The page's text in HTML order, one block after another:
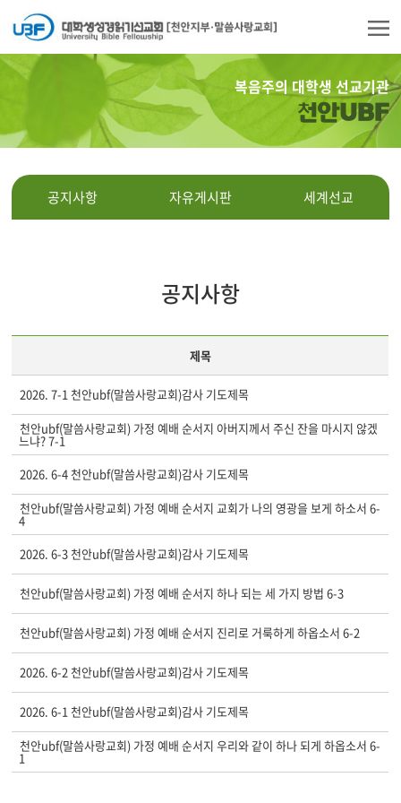
복음주의 대학생 선교기관
천안UBF
공지사항 자유게시판 세계선교
공지사항
제목
2026. 7-1 천안ubf(말씀사랑교회)감사 기도제목
천안ubf(말씀사랑교회) 가정 예배 순서지 아버지께서 주신 잔을 마시지 않겠
느냐? 7-1
2026. 6-4 천안ubf(말씀사랑교회)감사 기도제목
천안ubf(말씀사랑교회) 가정 예배 순서지 교회가 나의 영광을 보게 하소서 6-
4
2026. 6-3 천안ubf(말씀사랑교회)감사 기도제목
천안ubf(말씀사랑교회) 가정 예배 순서지 하나 되는 세 가지 방법 6-3
천안ubf(말씀사랑교회) 가정 예배 순서지 진리로 거룩하게 하옵소서 6-2
2026. 6-2 천안ubf(말씀사랑교회)감사 기도제목
2026. 6-1 천안ubf(말씀사랑교회)감사 기도제목
천안ubf(말씀사랑교회) 가정 예배 순서지 우리와 같이 하나 되게 하옵소서 6-
1